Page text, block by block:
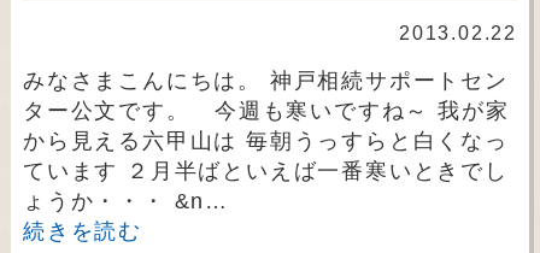
2013.02.22
みなさまこんにちは。 神戸相続サポートセン
ター公文です。 今週も寒いですね～ 我が家
から見える六甲山は 毎朝うっすらと白くなっ
ています ２月半ばといえば一番寒いときでし
ょうか・・・ &n…
続きを読む